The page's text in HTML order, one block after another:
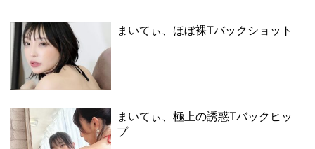
まいてぃ、ほぼ裸Tバックショット
まいてぃ、極上の誘惑Tバックヒッ
プ